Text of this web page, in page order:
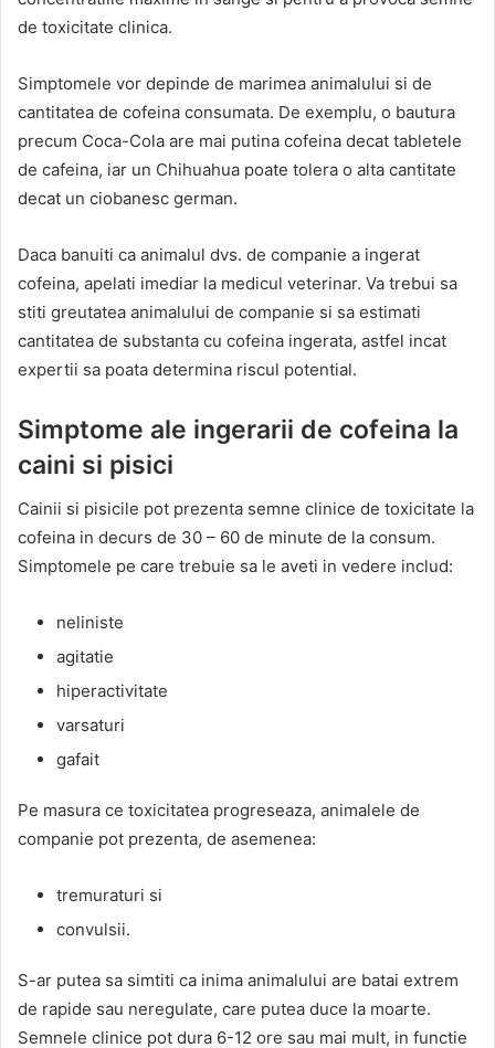
de toxicitate clinica.
Simptomele vor depinde de marimea animalului si de
cantitatea de cofeina consumata. De exemplu, o bautura
precum Coca-Cola are mai putina cofeina decat tabletele
de cafeina, iar un Chihuahua poate tolera o alta cantitate
decat un ciobanesc german.
Daca banuiti ca animalul dvs. de companie a ingerat
cofeina, apelati imediar la medicul veterinar. Va trebui sa
stiti greutatea animalului de companie si sa estimati
cantitatea de substanta cu cofeina ingerata, astfel incat
expertii sa poata determina riscul potential.
Simptome ale ingerarii de cofeina la
caini si pisici
Cainii si pisicile pot prezenta semne clinice de toxicitate la
cofeina in decurs de 30 – 60 de minute de la consum.
Simptomele pe care trebuie sa le aveti in vedere includ:
neliniste
agitatie
hiperactivitate
varsaturi
gafait
Pe masura ce toxicitatea progreseaza, animalele de
companie pot prezenta, de asemenea:
tremuraturi si
convulsii.
S-ar putea sa simtiti ca inima animalului are batai extrem
de rapide sau neregulate, care putea duce la moarte.
Semnele clinice pot dura 6-12 ore sau mai mult, in functie